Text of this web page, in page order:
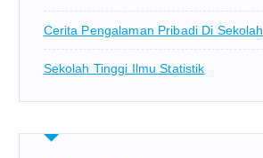
Cerita Pengalaman Pribadi Di Sekolah
Sekolah Tinggi Ilmu Statistik